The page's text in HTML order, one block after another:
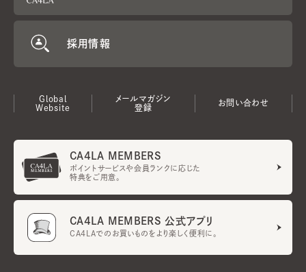
採用情報
Global
Website
メールマガジン
登録
お問い合わせ
CA4LA MEMBERS
ポイントサービスや会員ランクに応じた
特典をご用意。
CA4LA MEMBERS 公式アプリ
CA4LAでのお買いものをより楽しく便利に。